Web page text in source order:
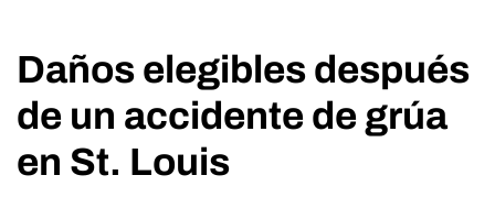
Daños elegibles después
de un accidente de grúa
en St. Louis